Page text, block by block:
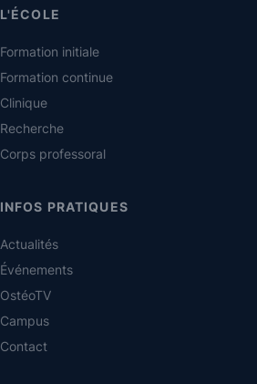
L'ÉCOLE
Formation initiale
Formation continue
Clinique
Recherche
Corps professoral
INFOS PRATIQUES
Actualités
Événements
OstéoTV
Campus
Contact